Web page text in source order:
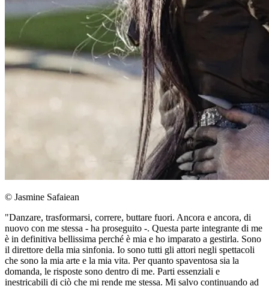
© Jasmine Safaiean
"Danzare, trasformarsi, correre, buttare fuori. Ancora e ancora, di
nuovo con me stessa - ha proseguito -. Questa parte integrante di me
è in definitiva bellissima perché è mia e ho imparato a gestirla. Sono
il direttore della mia sinfonia. Io sono tutti gli attori negli spettacoli
che sono la mia arte e la mia vita. Per quanto spaventosa sia la
domanda, le risposte sono dentro di me. Parti essenziali e
inestricabili di ciò che mi rende me stessa. Mi salvo continuando ad